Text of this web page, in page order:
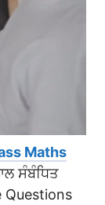
Maths
ਸੰਬੰਧਿਤ
Questions